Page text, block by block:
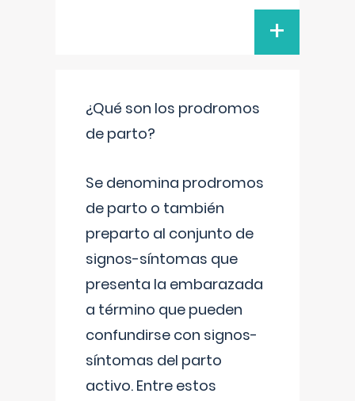
+
¿Qué son los prodromos
de parto?
Se denomina prodromos
de parto o también
preparto al conjunto de
signos-síntomas que
presenta la embarazada
a término que pueden
confundirse con signos-
síntomas del parto
activo. Entre estos